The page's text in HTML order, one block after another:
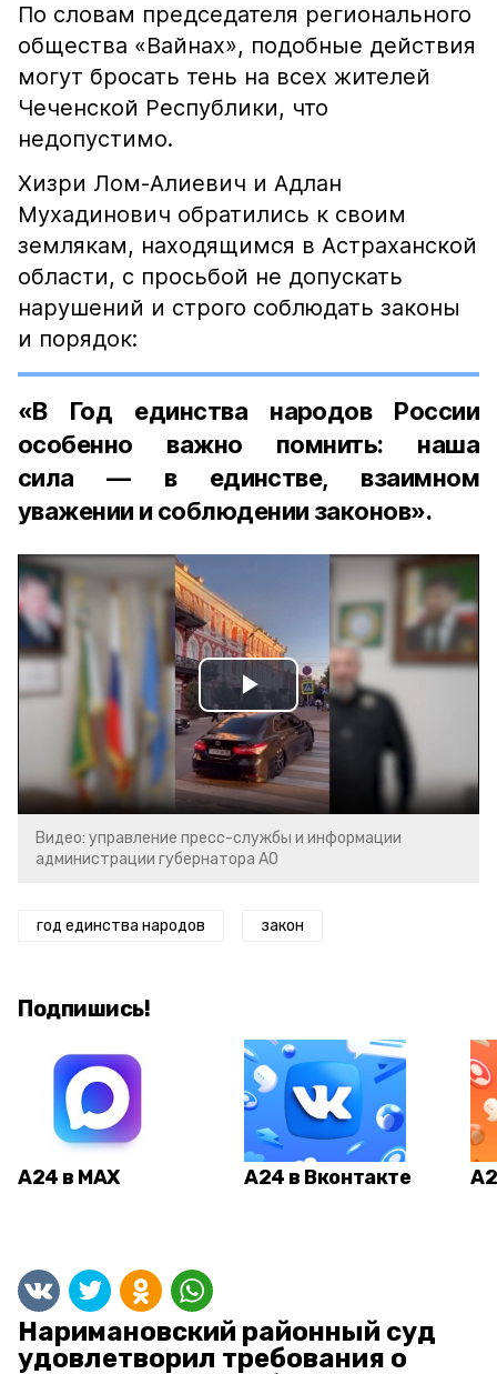
По словам председателя регионального
общества «Вайнах», подобные действия
могут бросать тень на всех жителей
Чеченской Республики, что
недопустимо.
Хизри Лом-Алиевич и Адлан
Мухадинович обратились к своим
землякам, находящимся в Астраханской
области, с просьбой не допускать
нарушений и строго соблюдать законы
и порядок:
«В Год единства народов России
особенно важно помнить: наша
сила — в единстве, взаимном
уважении и соблюдении законов».
Play
Video
Видео: управление пресс-службы и информации
администрации губернатора АО
год единства народов закон
Подпишись!
А24 в MAX А24 в Вконтакте
Наримановский районный суд
удовлетворил требования о